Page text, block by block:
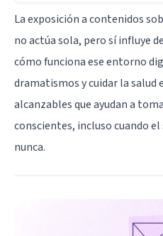
La exposición a contenidos
no actúa sola, pero sí influye
cómo funciona ese entorno
dramatismos y cuidar la salud
alcanzables que ayudan a
conscientes, incluso cuando
nunca.